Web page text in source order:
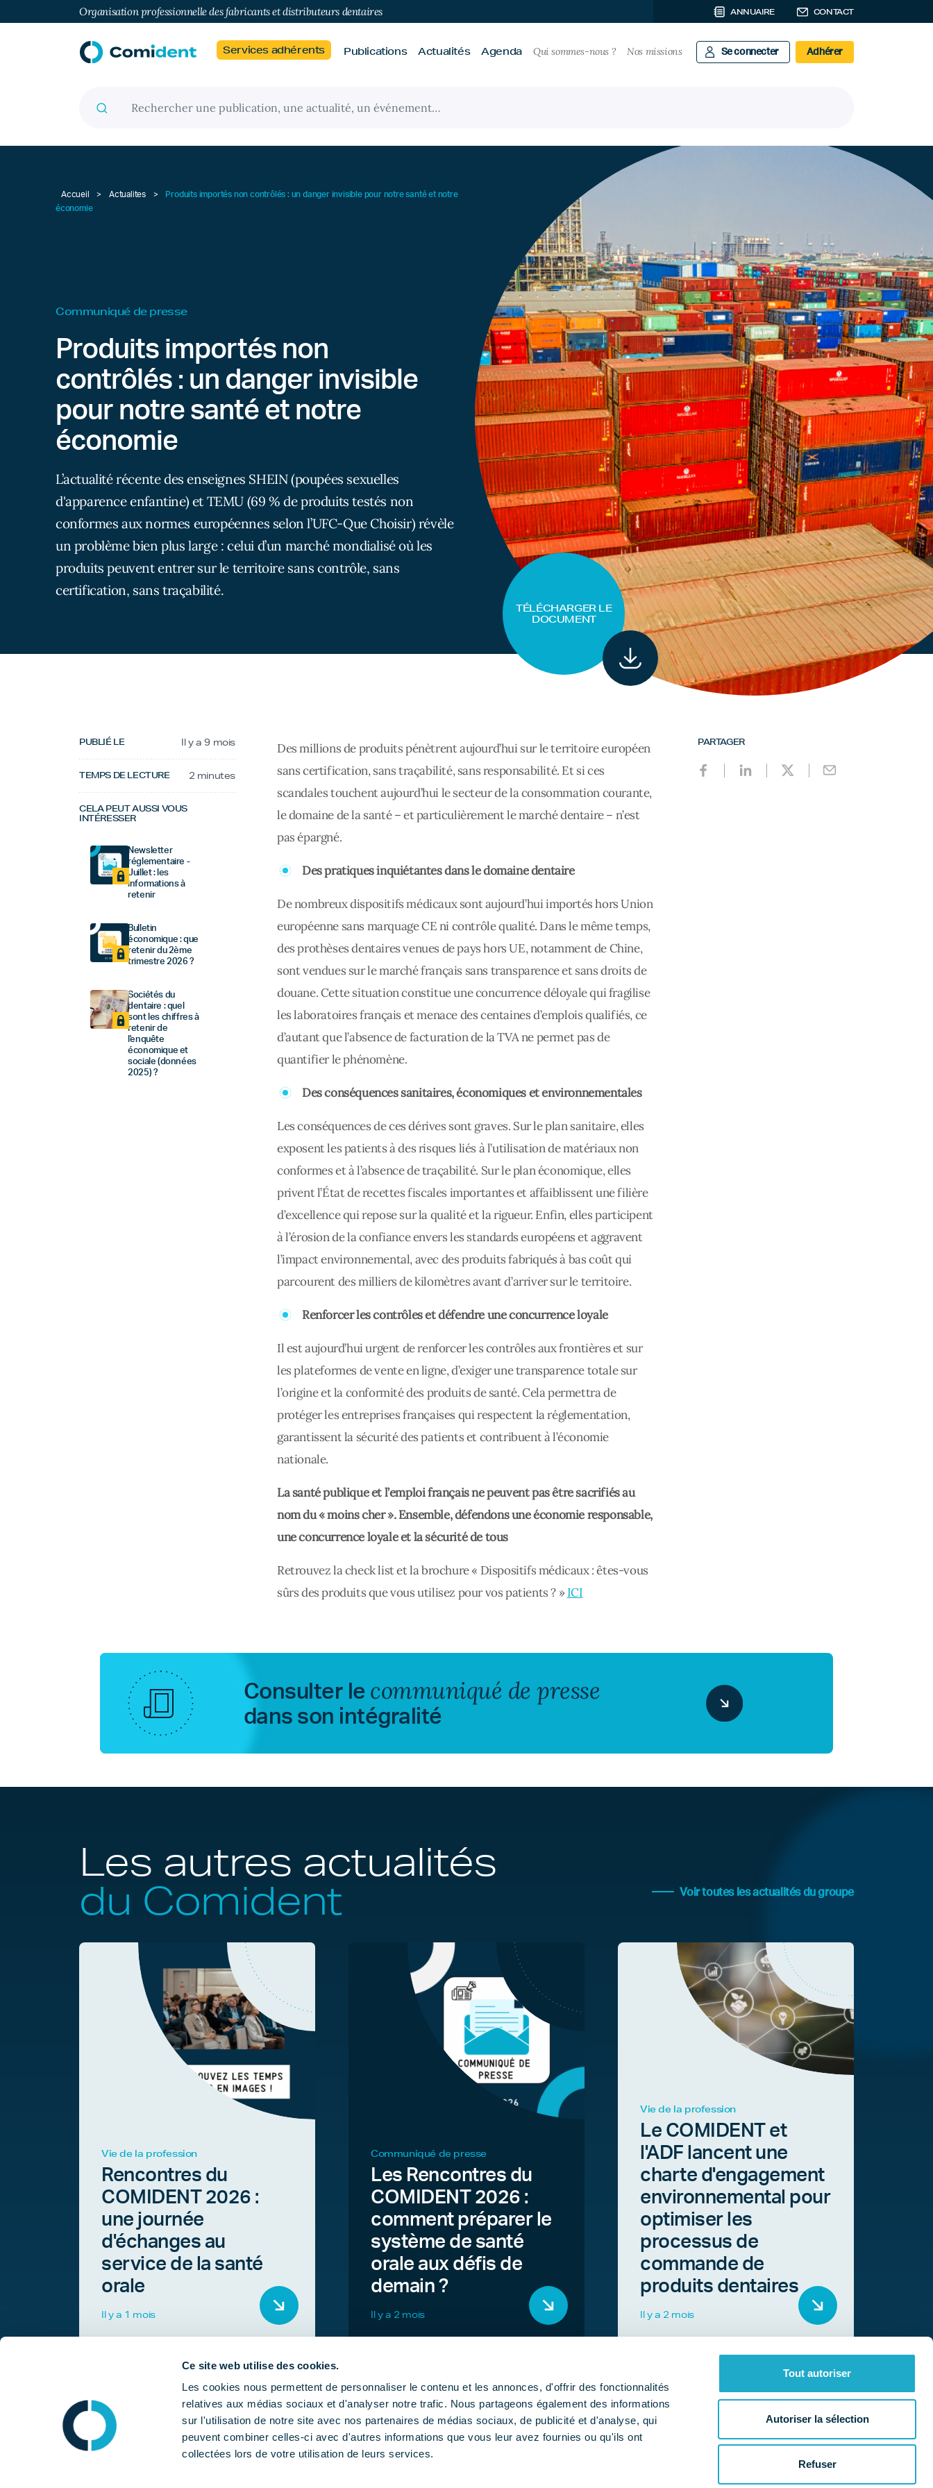
Ce site web utilise des cookies.
Les cookies nous permettent de personnaliser le contenu et les annonces, d'offrir des fonctionnalités
relatives aux médias sociaux et d'analyser notre trafic. Nous partageons également des informations
sur l'utilisation de notre site avec nos partenaires de médias sociaux, de publicité et d'analyse, qui
peuvent combiner celles-ci avec d'autres informations que vous leur avez fournies ou qu'ils ont
collectées lors de votre utilisation de leurs services.
Tout autoriser
Autoriser la sélection
Refuser
Organisation professionnelle des fabricants et distributeurs dentaires ANNUAIRE CONTACT
Services adhérents Publications Actualités Agenda Qui sommes-nous ? Nos missions Se connecter Adhérer
Accueil > Actualites >
Produits importés non contrôlés : un danger invisible pour notre santé et notre
économie
Communiqué de presse
Produits importés non
contrôlés : un danger invisible
pour notre santé et notre
économie
L’actualité récente des enseignes SHEIN (poupées sexuelles
d'apparence enfantine) et TEMU (69 % de produits testés non
conformes aux normes européennes selon l’UFC-Que Choisir) révèle
un problème bien plus large : celui d’un marché mondialisé où les
produits peuvent entrer sur le territoire sans contrôle, sans
certification, sans traçabilité.
TÉLÉCHARGER LE
DOCUMENT
PUBLIÉ LE Il y a 9 mois
TEMPS DE LECTURE 2 minutes
CELA PEUT AUSSI VOUS
INTÉRESSER
Newsletter
réglementaire -
Juillet : les
informations à
retenir
Bulletin
économique : que
retenir du 2ème
trimestre 2026 ?
Sociétés du
dentaire : quel
sont les chiffres à
retenir de
l'enquête
économique et
sociale (données
2025) ?
Des millions de produits pénètrent aujourd’hui sur le territoire européen
sans certification, sans traçabilité, sans responsabilité. Et si ces
scandales touchent aujourd’hui le secteur de la consommation courante,
le domaine de la santé – et particulièrement le marché dentaire – n’est
pas épargné.
Des pratiques inquiétantes dans le domaine dentaire
De nombreux dispositifs médicaux sont aujourd’hui importés hors Union
européenne sans marquage CE ni contrôle qualité. Dans le même temps,
des prothèses dentaires venues de pays hors UE, notamment de Chine,
sont vendues sur le marché français sans transparence et sans droits de
douane. Cette situation constitue une concurrence déloyale qui fragilise
les laboratoires français et menace des centaines d’emplois qualifiés, ce
d’autant que l’absence de facturation de la TVA ne permet pas de
quantifier le phénomène.
Des conséquences sanitaires, économiques et environnementales
Les conséquences de ces dérives sont graves. Sur le plan sanitaire, elles
exposent les patients à des risques liés à l’utilisation de matériaux non
conformes et à l’absence de traçabilité. Sur le plan économique, elles
privent l’État de recettes fiscales importantes et affaiblissent une filière
d’excellence qui repose sur la qualité et la rigueur. Enfin, elles participent
à l’érosion de la confiance envers les standards européens et aggravent
l’impact environnemental, avec des produits fabriqués à bas coût qui
parcourent des milliers de kilomètres avant d’arriver sur le territoire.
Renforcer les contrôles et défendre une concurrence loyale
Il est aujourd’hui urgent de renforcer les contrôles aux frontières et sur
les plateformes de vente en ligne, d’exiger une transparence totale sur
l’origine et la conformité des produits de santé. Cela permettra de
protéger les entreprises françaises qui respectent la réglementation,
garantissent la sécurité des patients et contribuent à l’économie
nationale.
La santé publique et l’emploi français ne peuvent pas être sacrifiés au
nom du « moins cher ».Ensemble, défendons une économie responsable,
une concurrence loyale et la sécurité de tous
Retrouvez la check list et la brochure « Dispositifs médicaux : êtes-vous
sûrs des produits que vous utilisez pour vos patients ? »ICI
PARTAGER
Consulter le communiqué de presse
dans son intégralité
Les autres actualités
du Comident
Voir toutes les actualités du groupe
Vie de la profession
Rencontres du
COMIDENT 2026 :
une journée
d'échanges au
service de la santé
orale
Il y a 1 mois
Communiqué de presse
Les Rencontres du
COMIDENT 2026 :
comment préparer le
système de santé
orale aux défis de
demain ?
Il y a 2 mois
Vie de la profession
Le COMIDENT et
l'ADF lancent une
charte d'engagement
environnemental pour
optimiser les
processus de
commande de
produits dentaires
Il y a 2 mois
Publications Nos missions